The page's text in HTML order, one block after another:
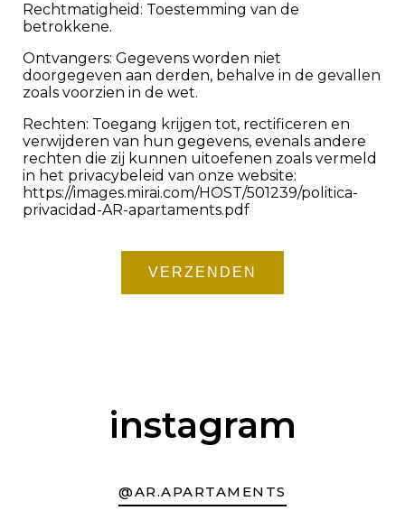
Rechtmatigheid: Toestemming van de
betrokkene.
Ontvangers: Gegevens worden niet
doorgegeven aan derden, behalve in de gevallen
zoals voorzien in de wet.
Rechten: Toegang krijgen tot, rectificeren en
verwijderen van hun gegevens, evenals andere
rechten die zij kunnen uitoefenen zoals vermeld
in het privacybeleid van onze website:
https://images.mirai.com/HOST/501239/politica-
privacidad-AR-apartaments.pdf
VERZENDEN
instagram
@AR.APARTAMENTS